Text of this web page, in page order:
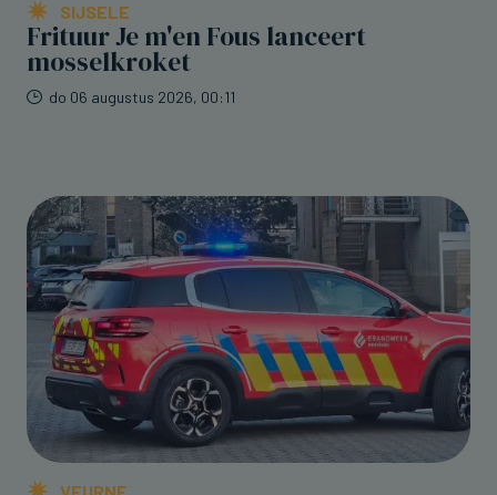
SIJSELE
Frituur Je m'en Fous lanceert
mosselkroket
do 06 augustus 2026, 00:11